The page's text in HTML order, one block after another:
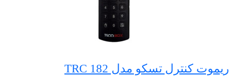
ریموت کنترل تسکو مدل TRC 182